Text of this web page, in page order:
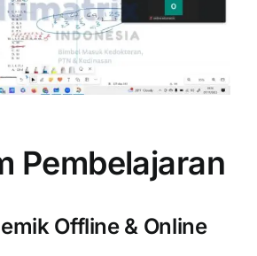
Pembelajaran
Offline & Online